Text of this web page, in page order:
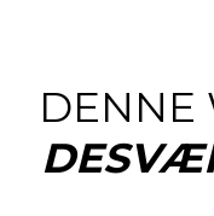
DENNE